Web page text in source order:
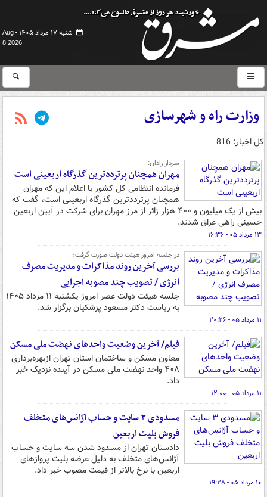
شنبه ۱۷ مرداد ۱۴۰۵ -
Aug
8 2026
وزارت راه و شهرسازی
کل اخبار: 816
سردار رادان:
مهران همچنان پرترددترین گذرگاه اربعینی است
فرمانده انتظامی کل کشور با اعلام این که مهران
همچنان پرترددترین گذرگاه اربعینی است، گفت که
بیش از یک میلیون و ۴۰۰ هزار زائر از مرز مهران برای شرکت در آیین اربعین
حسینی راهی عراق شدند.
۱۳ مرداد ۰۵ - ۱۶:۳۶
در جلسه امروز هیئت دولت صورت گرفت؛
بررسی آخرین روند مذاکرات و مدیریت مصرف
انرژی / تصویب چند مصوبه اجرایی
جلسه هیئت دولت عصر امروز یکشنبه ۱۱ مرداد ۱۴۰۵
به ریاست دکتر مسعود پزشکیان برگزار شد.
۱۱ مرداد ۰۵ - ۲۰:۲۶
فیلم/ آخرین وضعیت واحدهای نهضت ملی مسکن
معاون مسکن و ساختمان استان تهران ازبهره‌برداری
۴۰۸ واحد نهضت ملی مسکن در آینده نزدیک خبر
داد.
۱۱ مرداد ۰۵ - ۱۲:۰۰
مسدودی ۳ سایت و حساب آژانس‌های متخلف
فروش بلیت اربعین
دادستان تهران از مسدود شدن سه سایت و حساب
آژانس‌های متخلف به دلیل عرضه بلیت پروازهای
اربعین با نرخ بالاتر از قیمت مصوب خبر داد.
۱۰ مرداد ۰۵ - ۱۹:۲۸